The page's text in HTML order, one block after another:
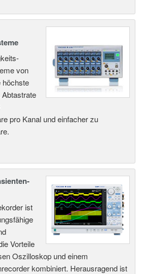
von
höchste
pro Kanal und einfacher zu
ist
Vorteile
Oszilloskop und einem
kombiniert. Herausragend ist